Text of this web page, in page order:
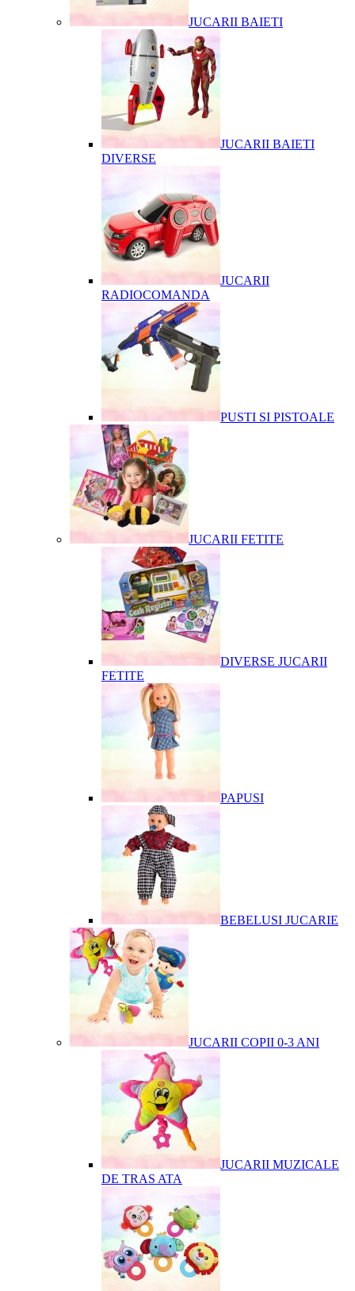
JUCARII BAIETI
JUCARII BAIETI
DIVERSE
JUCARII
RADIOCOMANDA
PUSTI SI PISTOALE
JUCARII FETITE
DIVERSE JUCARII
FETITE
PAPUSI
BEBELUSI JUCARIE
JUCARII COPII 0-3 ANI
JUCARII MUZICALE
DE TRAS ATA